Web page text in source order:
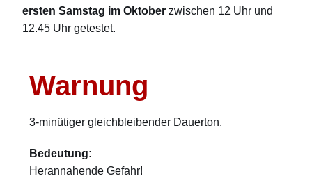
ersten Samstag im Oktoberzwischen 12 Uhr und
12.45 Uhr getestet.
Warnung
3-minütiger gleichbleibender Dauerton.
Bedeutung:
Herannahende Gefahr!